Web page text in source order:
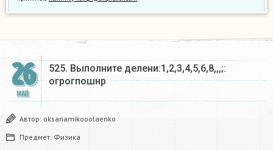
26
МАЙ
525. Выполните делени:1,2,3,4,5,6,8,,,;:
огрогпошнр​
Автор: oksanamikooolaenko
Предмет: Физика